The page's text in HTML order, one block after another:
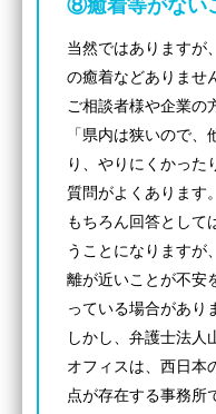
⑧癒着等がない
当然ではありますが
の癒着などありませ
ご相談者様や企業の
「県内は狭いので
り、やりにくかった
質問がよくあります。
もちろん回答として
うことになりますが
離が近いことが不安
っている場合があり
しかし、弁護士法人
オフィスは、西日本
点が存在する事務所